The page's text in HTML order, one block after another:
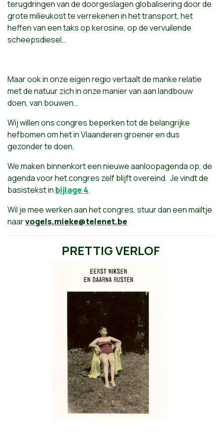
terugdringen van de doorgeslagen globalisering door de
grote milieukost te verrekenen in het transport, het
heffen van een taks op kerosine, op de vervuilende
scheepsdiesel…
Maar ook in onze eigen regio vertaalt de manke relatie
met de natuur zich in onze manier van aan landbouw
doen, van bouwen…
Wij willen ons congres beperken tot de belangrijke
hefbomen om het in Vlaanderen groener en dus
gezonder te doen.
We maken binnenkort een nieuwe aanloopagenda op, de
agenda voor het congres zelf blijft overeind. Je vindt de
basistekst in bijlage 4.
Wil je mee werken aan het congres, stuur dan een mailtje
naarvogels.mieke@telenet.be
PRETTIG VERLOF